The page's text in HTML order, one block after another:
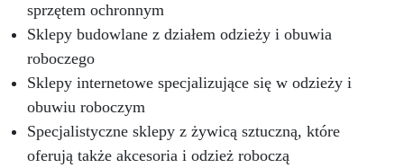
sprzętem ochronnym
Sklepy budowlane z działem odzieży i obuwia
roboczego
Sklepy internetowe specjalizujące się w odzieży i
obuwiu roboczym
Specjalistyczne sklepy z żywicą sztuczną, które
oferują także akcesoria i odzież roboczą